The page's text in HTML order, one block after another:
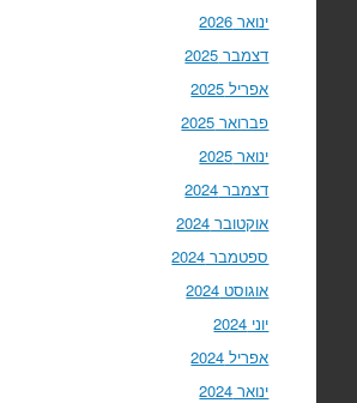
ינואר 2026
דצמבר 2025
אפריל 2025
פברואר 2025
ינואר 2025
דצמבר 2024
אוקטובר 2024
ספטמבר 2024
אוגוסט 2024
יוני 2024
אפריל 2024
ינואר 2024